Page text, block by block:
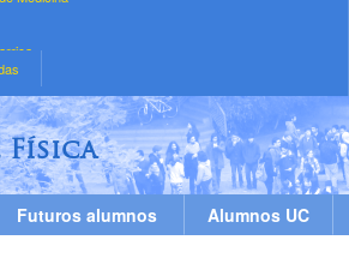
Física
Futuros alumnos Alumnos UC